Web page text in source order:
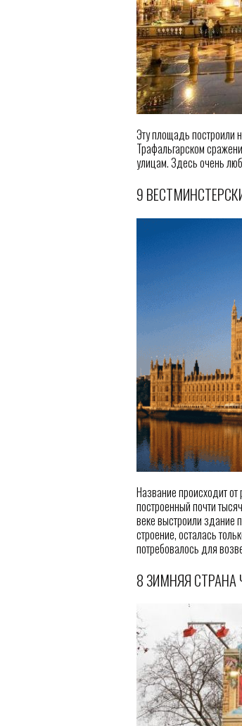
Эту площадь построили
Трафальгарском
улицам. Здесь очень
9
Название происходит
построенный почти
веке выстроили здание
строение, осталась
потребовалось для
8 ЗИМНЯЯ СТРАНА